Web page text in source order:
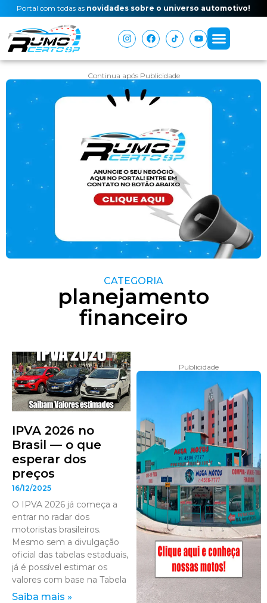
Portal com todas as novidades sobre o universo automotivo!
Continua após Publicidade
CATEGORIA
planejamento
financeiro
IPVA 2026 no
Brasil — o que
esperar dos
preços
16/12/2025
O IPVA 2026 já começa a
entrar no radar dos
motoristas brasileiros.
Mesmo sem a divulgação
oficial das tabelas estaduais,
já é possível estimar os
valores com base na Tabela
Saiba mais »
Publicidade